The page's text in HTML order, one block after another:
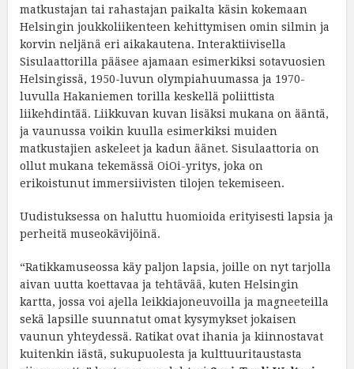
matkustajan tai rahastajan paikalta käsin kokemaan
Helsingin joukkoliikenteen kehittymisen omin silmin ja
korvin neljänä eri aikakautena. Interaktiivisella
Sisulaattorilla pääsee ajamaan esimerkiksi sotavuosien
Helsingissä, 1950-luvun olympiahuumassa ja 1970-
luvulla Hakaniemen torilla keskellä poliittista
liikehdintää. Liikkuvan kuvan lisäksi mukana on ääntä,
ja vaunussa voikin kuulla esimerkiksi muiden
matkustajien askeleet ja kadun äänet. Sisulaattoria on
ollut mukana tekemässä OiOi-yritys, joka on
erikoistunut immersiivisten tilojen tekemiseen.
Uudistuksessa on haluttu huomioida erityisesti lapsia ja
perheitä museokävijöinä.
“Ratikkamuseossa käy paljon lapsia, joille on nyt tarjolla
aivan uutta koettavaa ja tehtävää, kuten Helsingin
kartta, jossa voi ajella leikkiajoneuvoilla ja magneeteilla
sekä lapsille suunnatut omat kysymykset jokaisen
vaunun yhteydessä. Ratikat ovat ihania ja kiinnostavat
kuitenkin iästä, sukupuolesta ja kulttuuritaustasta